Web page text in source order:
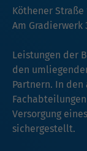
Köthener
Am Gradierwerk
Leistungen der
den
Partnern. In
Versorgung
sichergestellt.